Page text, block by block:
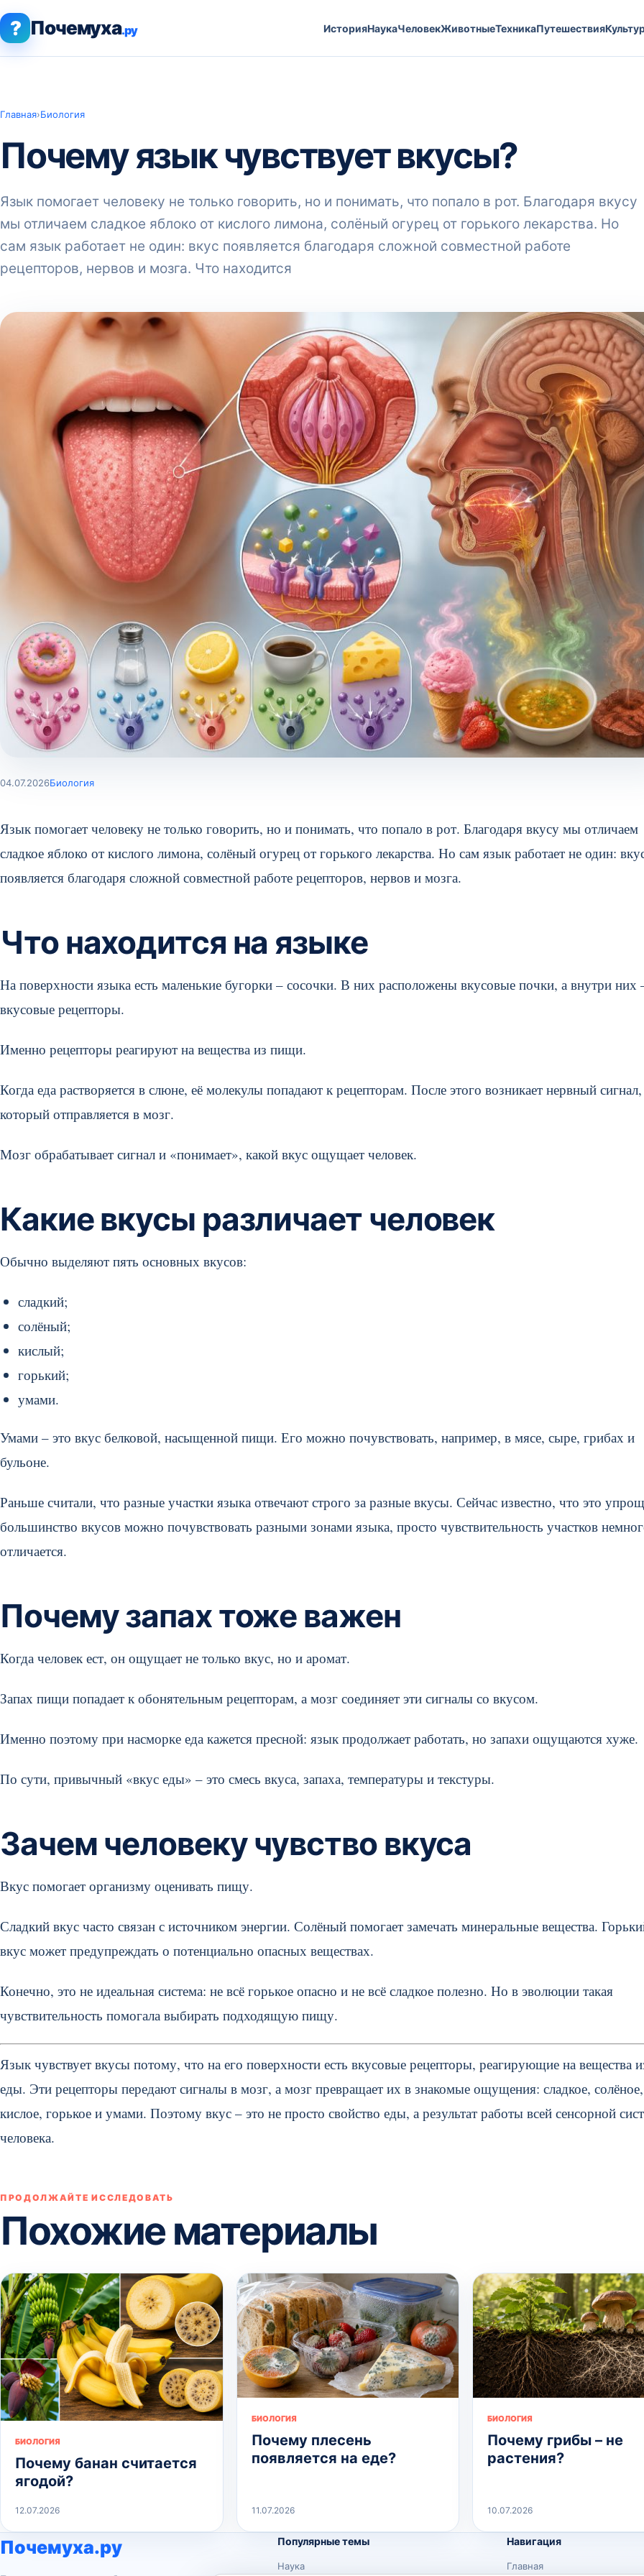
? Почемуха.ру ИсторияНаукаЧеловекЖивотныеТехникаПутешествия
Главная›Биология
Почему язык чувствует вкусы?
Язык помогает человеку не только говорить, но и понимать, что попало в рот. Благодаря вкусу
мы отличаем сладкое яблоко от кислого лимона, солёный огурец от горького лекарства. Но
сам язык работает не один: вкус появляется благодаря сложной совместной работе
рецепторов, нервов и мозга. Что находится
04.07.2026Биология
Язык помогает человеку не только говорить, но и понимать, что попало в рот. Благодаря вкусу мы отличаем
сладкое яблоко от кислого лимона, солёный огурец от горького лекарства. Но сам язык работает не один:
появляется благодаря сложной совместной работе рецепторов, нервов и мозга.
Что находится на языке
На поверхности языка есть маленькие бугорки – сосочки. В них расположены вкусовые почки, а внутри них
вкусовые рецепторы.
Именно рецепторы реагируют на вещества из пищи.
Когда еда растворяется в слюне, её молекулы попадают к рецепторам. После этого возникает нервный сигнал,
который отправляется в мозг.
Мозг обрабатывает сигнал и «понимает», какой вкус ощущает человек.
Какие вкусы различает человек
Обычно выделяют пять основных вкусов:
сладкий;
солёный;
кислый;
горький;
умами.
Умами – это вкус белковой, насыщенной пищи. Его можно почувствовать, например, в мясе, сыре, грибах и
бульоне.
Раньше считали, что разные участки языка отвечают строго за разные вкусы. Сейчас известно, что это
большинство вкусов можно почувствовать разными зонами языка, просто чувствительность участков
отличается.
Почему запах тоже важен
Когда человек ест, он ощущает не только вкус, но и аромат.
Запах пищи попадает к обонятельным рецепторам, а мозг соединяет эти сигналы со вкусом.
Именно поэтому при насморке еда кажется пресной: язык продолжает работать, но запахи ощущаются хуже.
По сути, привычный «вкус еды» – это смесь вкуса, запаха, температуры и текстуры.
Зачем человеку чувство вкуса
Вкус помогает организму оценивать пищу.
Сладкий вкус часто связан с источником энергии. Солёный помогает замечать минеральные вещества.
вкус может предупреждать о потенциально опасных веществах.
Конечно, это не идеальная система: не всё горькое опасно и не всё сладкое полезно. Но в эволюции такая
чувствительность помогала выбирать подходящую пищу.
Язык чувствует вкусы потому, что на его поверхности есть вкусовые рецепторы, реагирующие на вещества
еды. Эти рецепторы передают сигналы в мозг, а мозг превращает их в знакомые ощущения: сладкое, солёное,
кислое, горькое и умами. Поэтому вкус – это не просто свойство еды, а результат работы всей сенсорной
человека.
ПРОДОЛЖАЙТЕ ИССЛЕДОВАТЬ
Похожие материалы
БИОЛОГИЯ
Почему банан считается
ягодой?
12.07.2026
БИОЛОГИЯ
Почему плесень
появляется на еде?
11.07.2026
БИОЛОГИЯ
Почему грибы – не
растения?
10.07.2026
Почемуха.ру Популярные темы
Наука
Навигация
Главная